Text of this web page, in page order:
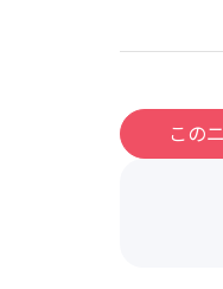
この